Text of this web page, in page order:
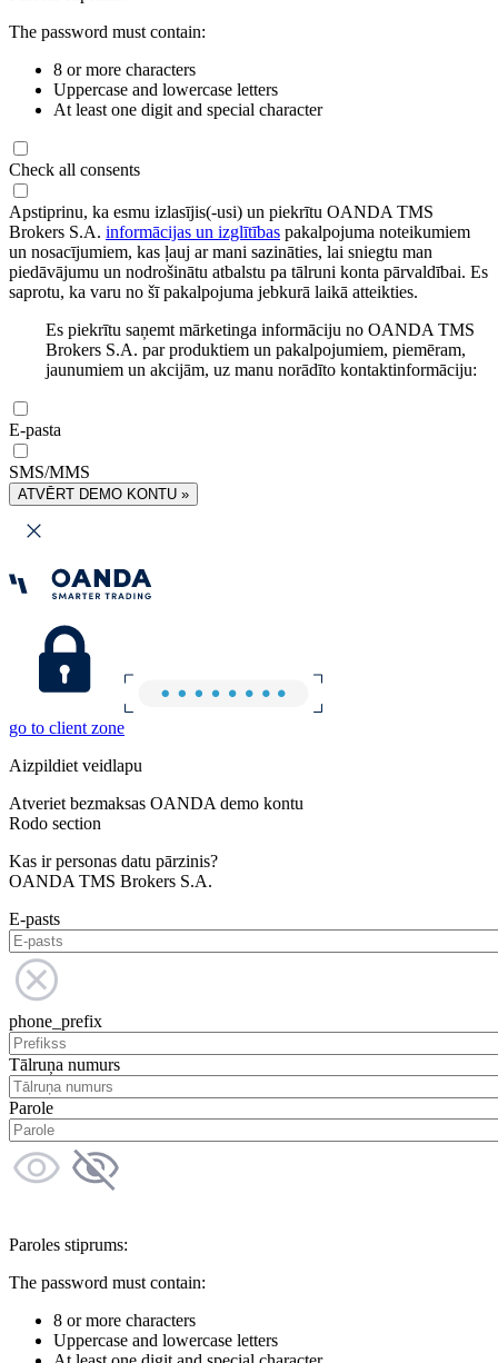
The password must contain:
8 or more characters
Uppercase and lowercase letters
At least one digit and special character
Check all consents
Apstiprinu, ka esmu izlasījis(-usi) un piekrītu OANDA TMS
Brokers S.A. informācijas un izglītības pakalpojuma noteikumiem
un nosacījumiem, kas ļauj ar mani sazināties, lai sniegtu man
piedāvājumu un nodrošinātu atbalstu pa tālruni konta pārvaldībai. Es
saprotu, ka varu no šī pakalpojuma jebkurā laikā atteikties.
Es piekrītu saņemt mārketinga informāciju no OANDA TMS
Brokers S.A. par produktiem un pakalpojumiem, piemēram,
jaunumiem un akcijām, uz manu norādīto kontaktinformāciju:
E-pasta
SMS/MMS
ATVĒRT DEMO KONTU »
go to client zone
Aizpildiet veidlapu
Atveriet bezmaksas OANDA demo kontu
Rodo section
Kas ir personas datu pārzinis?
OANDA TMS Brokers S.A.
E-pasts
phone_prefix
Tālruņa numurs
Parole
Paroles stiprums:
The password must contain:
8 or more characters
Uppercase and lowercase letters